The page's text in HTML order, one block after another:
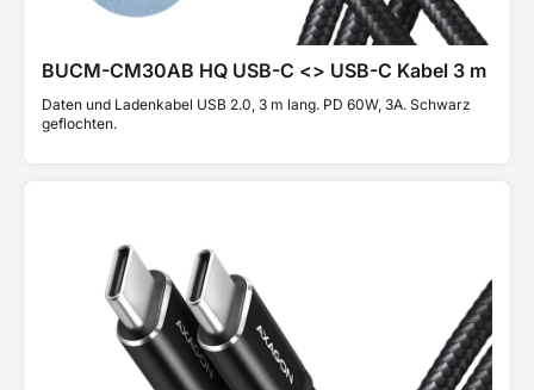
BUCM-CM30AB HQ USB-C <> USB-C Kabel 3 m
Daten und Ladenkabel USB 2.0, 3 m lang. PD 60W, 3A. Schwarz
geflochten.